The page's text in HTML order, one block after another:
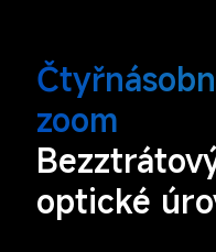
zoom
optické